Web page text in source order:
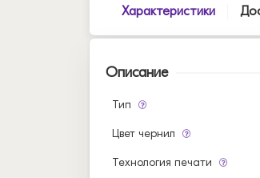
Характеристики
Описание
Тип
Цвет чернил
Технология печати